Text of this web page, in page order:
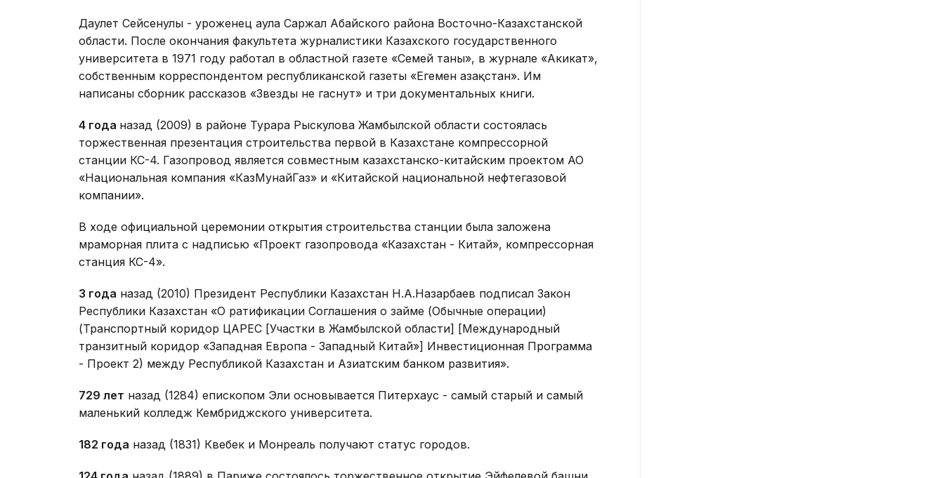
Даулет Сейсенулы - уроженец аула Саржал Абайского района Восточно-Казахстанской
области. После окончания факультета журналистики Казахского государственного
университета в 1971 году работал в областной газете «Семей таны», в журнале «Акикат»,
собственным корреспондентом республиканской газеты «Егемен Қазақстан». Им
написаны сборник рассказов «Звезды не гаснут» и три документальных книги.
4 года назад (2009) в районе Турара Рыскулова Жамбылской области состоялась
торжественная презентация строительства первой в Казахстане компрессорной
станции КС-4. Газопровод является совместным казахстанско-китайским проектом АО
«Национальная компания «КазМунайГаз» и «Китайской национальной нефтегазовой
компании».
В ходе официальной церемонии открытия строительства станции была заложена
мраморная плита с надписью «Проект газопровода «Казахстан - Китай», компрессорная
станция КС-4».
3 года назад (2010) Президент Республики Казахстан Н.А.Назарбаев подписал Закон
Республики Казахстан «О ратификации Соглашения о займе (Обычные операции)
(Транспортный коридор ЦАРЕС [Участки в Жамбылской области] [Международный
транзитный коридор «Западная Европа - Западный Китай»] Инвестиционная Программа
- Проект 2) между Республикой Казахстан и Азиатским банком развития».
729 лет назад (1284) епископом Эли основывается Питерхаус - самый старый и самый
маленький колледж Кембриджского университета.
182 года назад (1831) Квебек и Монреаль получают статус городов.